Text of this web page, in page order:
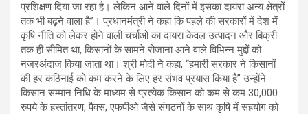
प्रशिक्षण दिया जा रहा है। लेकिन आने वाले दिनों में इसका दायरा अन्य क्षेत्रों
तक भी बढ़ने वाला है”। प्रधानमंत्री ने कहा कि पहले की सरकारों में देश में
कृषि नीति को लेकर होने वाली चर्चाओं का दायरा केवल उत्पादन और बिक्री
तक ही सीमित था, किसानों के सामने रोजाना आने वाले विभिन्न मुद्दों को
नजरअंदाज किया जाता था। श्री मोदी ने कहा, “हमारी सरकार ने किसानों
की हर कठिनाई को कम करने के लिए हर संभव प्रयास किया है” उन्होंने
किसान सम्मान निधि के माध्यम से प्रत्येक किसान को कम से कम 30,000
रुपये के हस्तांतरण, पैक्स, एफपीओ जैसे संगठनों के साथ कृषि में सहयोग को